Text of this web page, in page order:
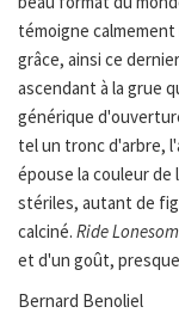
témoigne
grâce, ainsi ce
ascendant à la grue
générique
tel un tronc d'arbre,
épouse la couleur de
stériles, autant de
calciné. Ride
et d'un goût,
Bernard Benoliel